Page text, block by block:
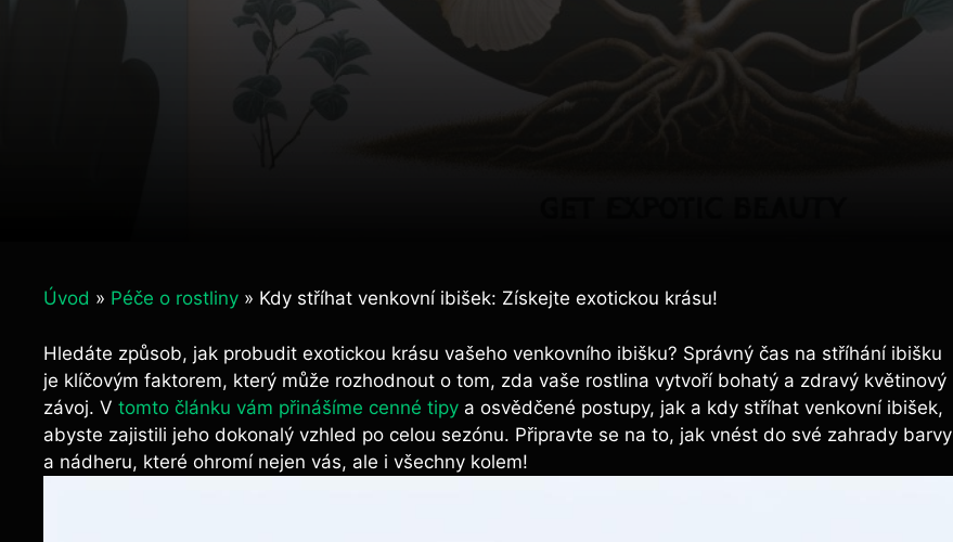
Úvod » Péče o rostliny » Kdy stříhat venkovní ibišek: Získejte exotickou krásu!
Hledáte způsob, jak probudit exotickou krásu vašeho venkovního ibišku? Správný čas na stříhání ibišku
je klíčovým faktorem, který může rozhodnout o tom, zda vaše rostlina vytvoří bohatý a zdravý květinový
závoj. V tomto článku vám přinášíme cenné tipy a osvědčené postupy, jak a kdy stříhat venkovní ibišek,
abyste zajistili jeho dokonalý vzhled po celou sezónu. Připravte se na to, jak vnést do své zahrady barvy
a nádheru, které ohromí nejen vás, ale i všechny kolem!